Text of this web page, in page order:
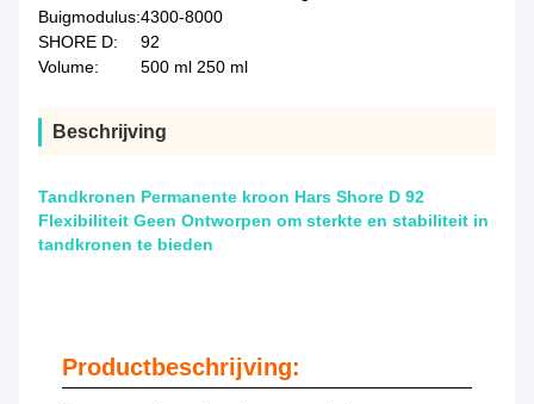
Buigmodulus:4300-8000
SHORE D:
92
Volume:
500 ml 250 ml
Beschrijving
Tandkronen Permanente kroon Hars Shore D 92
Flexibiliteit Geen Ontworpen om sterkte en stabiliteit in
tandkronen te bieden
Productbeschrijving: